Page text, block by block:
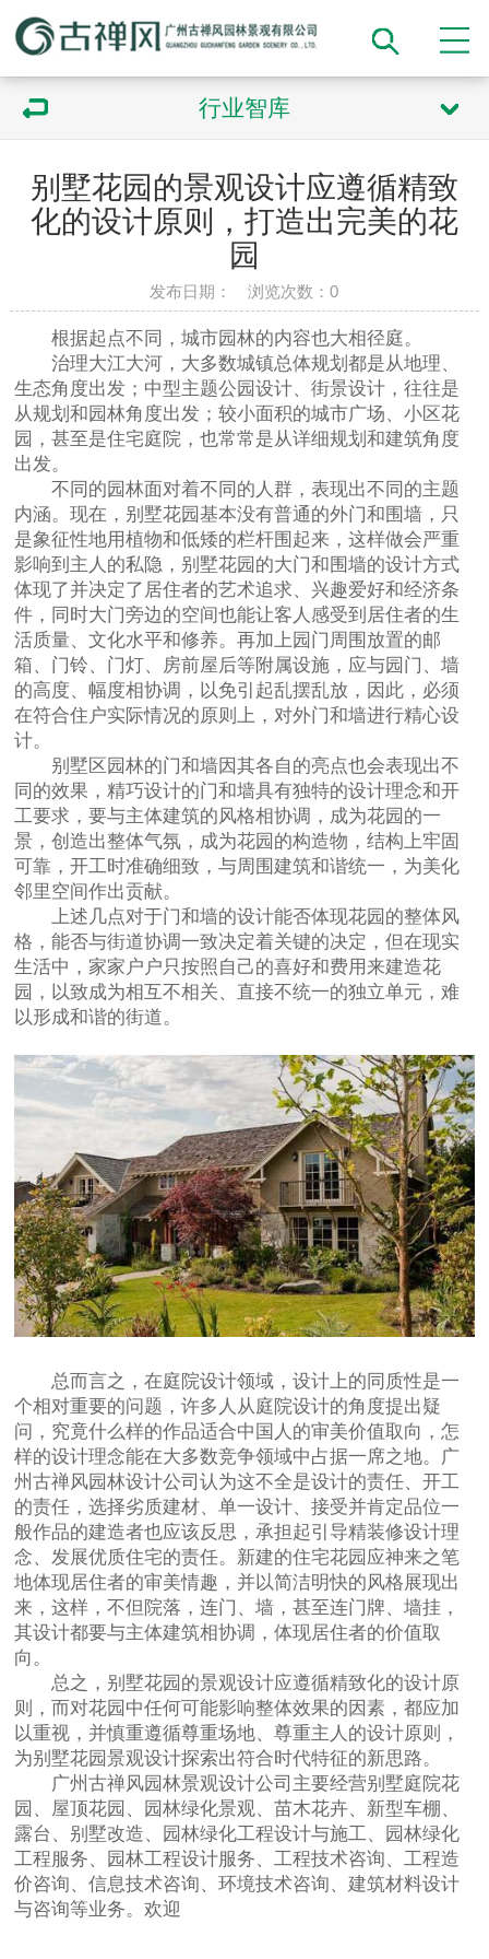
行业智库
别墅花园的景观设计应遵循精致
化的设计原则，打造出完美的花
园
发布日期： 浏览次数：0
根据起点不同，城市园林的内容也大相径庭。
治理大江大河，大多数城镇总体规划都是从地理、
生态角度出发；中型主题公园设计、街景设计，往往是
从规划和园林角度出发；较小面积的城市广场、小区花
园，甚至是住宅庭院，也常常是从详细规划和建筑角度
出发。
不同的园林面对着不同的人群，表现出不同的主题
内涵。现在，别墅花园基本没有普通的外门和围墙，只
是象征性地用植物和低矮的栏杆围起来，这样做会严重
影响到主人的私隐，别墅花园的大门和围墙的设计方式
体现了并决定了居住者的艺术追求、兴趣爱好和经济条
件，同时大门旁边的空间也能让客人感受到居住者的生
活质量、文化水平和修养。再加上园门周围放置的邮
箱、门铃、门灯、房前屋后等附属设施，应与园门、墙
的高度、幅度相协调，以免引起乱摆乱放，因此，必须
在符合住户实际情况的原则上，对外门和墙进行精心设
计。
别墅区园林的门和墙因其各自的亮点也会表现出不
同的效果，精巧设计的门和墙具有独特的设计理念和开
工要求，要与主体建筑的风格相协调，成为花园的一
景，创造出整体气氛，成为花园的构造物，结构上牢固
可靠，开工时准确细致，与周围建筑和谐统一，为美化
邻里空间作出贡献。
上述几点对于门和墙的设计能否体现花园的整体风
格，能否与街道协调一致决定着关键的决定，但在现实
生活中，家家户户只按照自己的喜好和费用来建造花
园，以致成为相互不相关、直接不统一的独立单元，难
以形成和谐的街道。
总而言之，在庭院设计领域，设计上的同质性是一
个相对重要的问题，许多人从庭院设计的角度提出疑
问，究竟什么样的作品适合中国人的审美价值取向，怎
样的设计理念能在大多数竞争领域中占据一席之地。广
州古禅风园林设计公司认为这不全是设计的责任、开工
的责任，选择劣质建材、单一设计、接受并肯定品位一
般作品的建造者也应该反思，承担起引导精装修设计理
念、发展优质住宅的责任。新建的住宅花园应神来之笔
地体现居住者的审美情趣，并以简洁明快的风格展现出
来，这样，不但院落，连门、墙，甚至连门牌、墙挂，
其设计都要与主体建筑相协调，体现居住者的价值取
向。
总之，别墅花园的景观设计应遵循精致化的设计原
则，而对花园中任何可能影响整体效果的因素，都应加
以重视，并慎重遵循尊重场地、尊重主人的设计原则，
为别墅花园景观设计探索出符合时代特征的新思路。
广州古禅风园林景观设计公司主要经营别墅庭院花
园、屋顶花园、园林绿化景观、苗木花卉、新型车棚、
露台、别墅改造、园林绿化工程设计与施工、园林绿化
工程服务、园林工程设计服务、工程技术咨询、工程造
价咨询、信息技术咨询、环境技术咨询、建筑材料设计
与咨询等业务。欢迎